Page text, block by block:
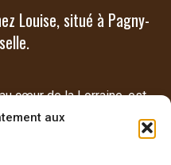
aux
Louise, situé à Pagny-
cœur de la Lorraine, est
ou d'affaires de courte